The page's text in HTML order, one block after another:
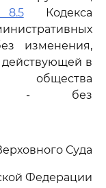
8.5Кодекса
изменения,
действующей в
общества
- без
Суда
Федерации